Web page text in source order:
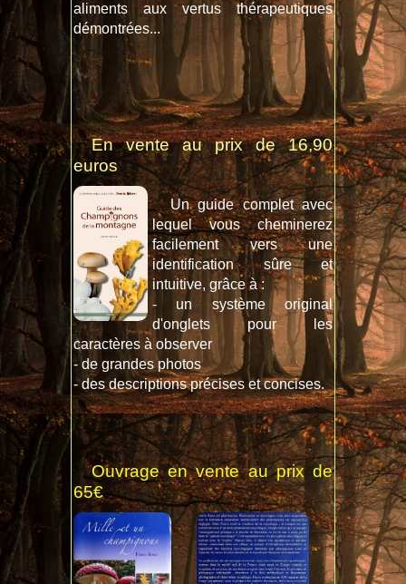
aliments aux vertus thérapeutiques
démontrées...
En vente au prix de 16,90
euros
Un guide complet avec
lequel vous cheminerez
facilement vers une
identification sûre et
intuitive, grâce à :
- un système original
d'onglets pour les
caractères à observer
- de grandes photos
- des descriptions précises et concises.
Ouvrage en vente au prix de
65€